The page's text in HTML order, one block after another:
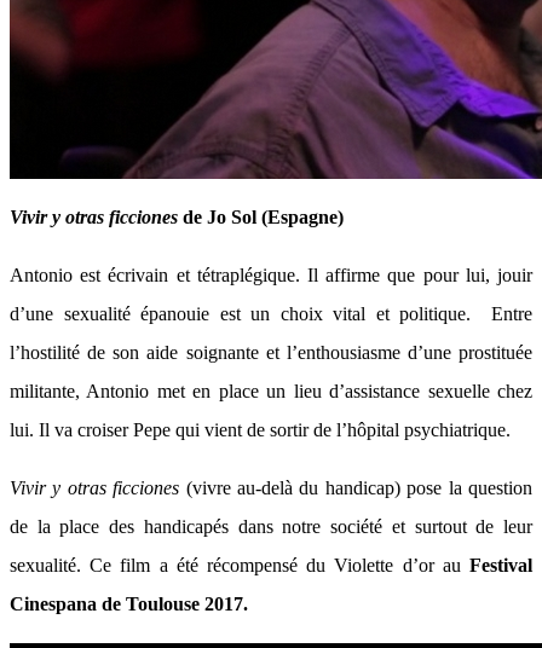
Vivir y otras ficciones de Jo Sol (Espagne)
Antonio est écrivain et tétraplégique. Il affirme que pour lui, jouir
d’une sexualité épanouie est un choix vital et politique. Entre
l’hostilité de son aide soignante et l’enthousiasme d’une prostituée
militante, Antonio met en place un lieu d’assistance sexuelle chez
lui. Il va croiser Pepe qui vient de sortir de l’hôpital psychiatrique.
Vivir y otras ficciones (vivre au-delà du handicap) pose la question
de la place des handicapés dans notre société et surtout de leur
sexualité. Ce film a été récompensé du Violette d’or au Festival
Cinespana de Toulouse 2017.